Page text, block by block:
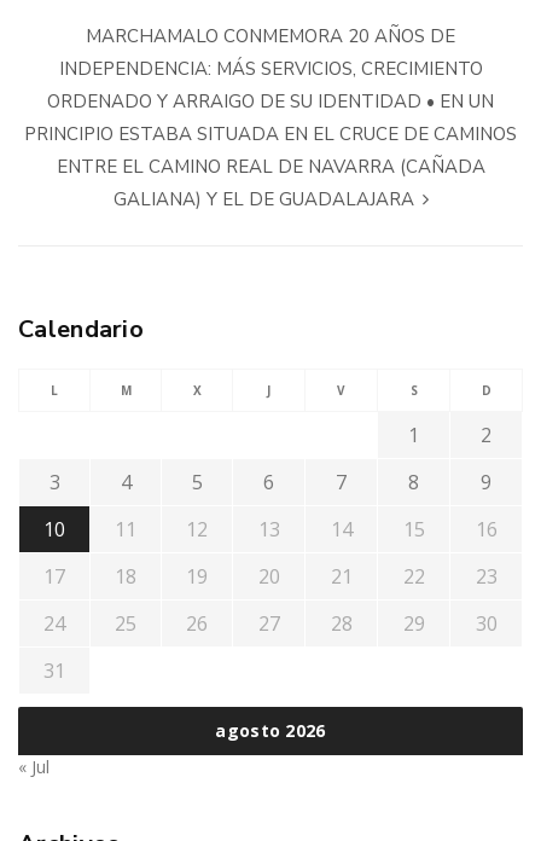
MARCHAMALO CONMEMORA 20 AÑOS DE
INDEPENDENCIA: MÁS SERVICIOS, CRECIMIENTO
ORDENADO Y ARRAIGO DE SU IDENTIDAD • EN UN
PRINCIPIO ESTABA SITUADA EN EL CRUCE DE CAMINOS
ENTRE EL CAMINO REAL DE NAVARRA (CAÑADA
GALIANA) Y EL DE GUADALAJARA
Calendario
agosto 2026
L M X J V S D
1
2
3
4 5 6 7 8
9
10
11 12 13 14 15
16
17
18 19 20 21 22
23
24
25 26 27 28 29
30
31
« Jul